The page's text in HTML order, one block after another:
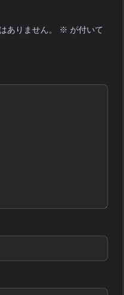
ありません。 ※ が付いて